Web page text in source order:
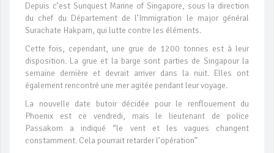
Depuis c’est Sunquest Marine of Singapore, sous la direction
du chef du Département de l’Immigration le major général
Surachate Hakparn, qui lutte contre les éléments.
Cette fois, cependant, une grue de 1200 tonnes est à leur
disposition. La grue et la barge sont parties de Singapour la
semaine dernière et devrait arriver dans la nuit. Elles ont
également rencontré une mer agitée pendant leur voyage.
La nouvelle date butoir décidée pour le renflouement du
Phoenix est ce vendredi, mais le lieutenant de police
Passakorn a indiqué “le vent et les vagues changent
constamment. Cela pourrait retarder l’opération”